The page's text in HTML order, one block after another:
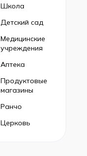
Школа
Детский сад
Медицинские
учреждения
Аптека
Продуктовые
магазины
Ранчо
Церковь